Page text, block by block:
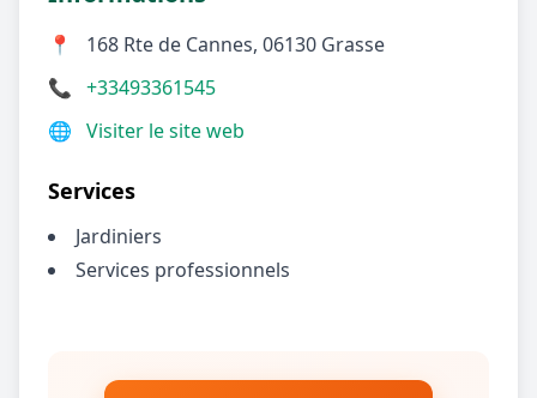
📍
168 Rte de Cannes, 06130 Grasse
📞 +33493361545
🌐 Visiter le site web
Services
Jardiniers
Services professionnels